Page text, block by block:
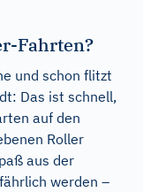
Fahrten?
und schon flitzt
Das ist schnell,
auf den
Roller
aus der
werden –